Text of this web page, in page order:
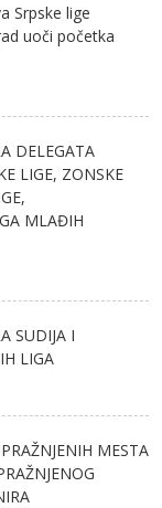
Srpske lige
uoči početka
DELEGATA
LIGE, ZONSKE
MLAĐIH
SUDIJA I
LIGA
MESTA